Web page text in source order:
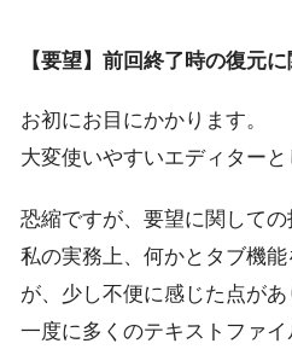
【要望】前回終了時の復元
お初にお目にかかります。
大変使いやすいエディターと
恐縮ですが、要望に関しての
私の実務上、何かとタブ機
が、少し不便に感じた点があ
一度に多くのテキストファ